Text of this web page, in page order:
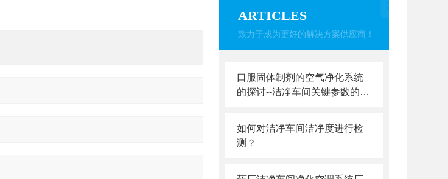
ARTICLES
致力于成为更好的解决方案供应商！
口服固体制剂的空气净化系统
的探讨--洁净车间关键参数的控
如何对洁净车间洁净度进行检
测？